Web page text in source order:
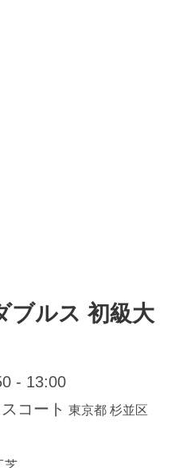
ブルス 初級大
- 13:00
コート 東京都 杉並区
芝